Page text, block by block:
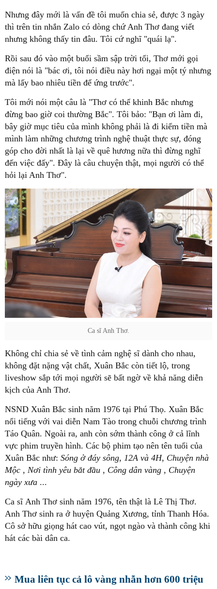
Nhưng đây mới là vấn đề tôi muốn chia sẻ, được 3 ngày
thì trên tin nhắn Zalo có dòng chứ Anh Thơ đang viết
nhưng không thấy tin đâu. Tôi cứ nghĩ "quái lạ".
Rồi sau đó vào một buổi sầm sập trời tối, Thơ mới gọi
điện nói là "bác ơi, tôi nói điều này hơi ngại một tý nhưng
mà lấy bao nhiêu tiền để ứng trước".
Tôi mới nói một câu là "Thơ có thể khinh Bắc nhưng
đừng bao giờ coi thường Bắc". Tôi bảo: "Bạn ơi làm đi,
bây giờ mục tiêu của mình không phải là đi kiếm tiền mà
mình làm những chương trình nghệ thuật thực sự, đóng
góp cho đời nhất là lại về quê hương nữa thì đừng nghĩ
đến việc đấy". Đây là câu chuyện thật, mọi người có thể
hỏi lại Anh Thơ".
Ca sĩ Anh Thơ.
Không chỉ chia sẻ về tình cảm nghệ sĩ dành cho nhau,
không đặt nặng vật chất, Xuân Bắc còn tiết lộ, trong
liveshow sắp tới mọi người sẽ bất ngờ về khả năng diễn
kịch của Anh Thơ.
NSND Xuân Bắc sinh năm 1976 tại Phú Thọ. Xuân Bắc
nổi tiếng với vai diễn Nam Tào trong chuỗi chương trình
Táo Quân. Ngoài ra, anh còn sớm thành công ở cả lĩnh
vực phim truyền hình. Các bộ phim tạo nên tên tuổi của
Xuân Bắc như: Sóng ở đáy sông, 12A và 4H, Chuyện nhà
Mộc , Nơi tình yêu bắt đầu , Công dân vàng , Chuyện
ngày xưa ...
Ca sĩ Anh Thơ sinh năm 1976, tên thật là Lê Thị Thơ.
Anh Thơ sinh ra ở huyện Quảng Xương, tỉnh Thanh Hóa.
Cô sở hữu giọng hát cao vút, ngọt ngào và thành công khi
hát các bài dân ca.
Mua liên tục cả lô vàng nhẫn hơn 600 triệu